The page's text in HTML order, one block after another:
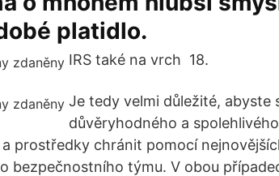
platidlo.
IRS také na vrch 18.
Je tedy velmi důležité, abyste
důvěryhodného a
a prostředky chránit pomocí
bezpečnostního týmu. V obou